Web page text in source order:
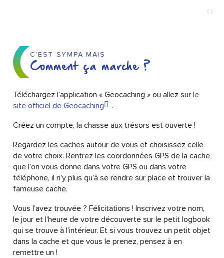
C’EST SYMPA MAIS
Comment ça marche ?
Téléchargez l’application « Geocaching » ou allez sur le
site officiel de Geocaching
.
Créez un compte, la chasse aux trésors est ouverte !
Regardez les caches autour de vous et choisissez celle
de votre choix. Rentrez les coordonnées GPS de la cache
que l’on vous donne dans votre GPS ou dans votre
téléphone, il n’y plus qu’à se rendre sur place et trouver la
fameuse cache.
Vous l’avez trouvée ? Félicitations ! Inscrivez votre nom,
le jour et l’heure de votre découverte sur le petit logbook
qui se trouve à l’intérieur. Et si vous trouvez un petit objet
dans la cache et que vous le prenez, pensez à en
remettre un !